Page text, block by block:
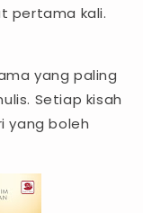
pertama kali.
yang paling
Setiap kisah
yang boleh